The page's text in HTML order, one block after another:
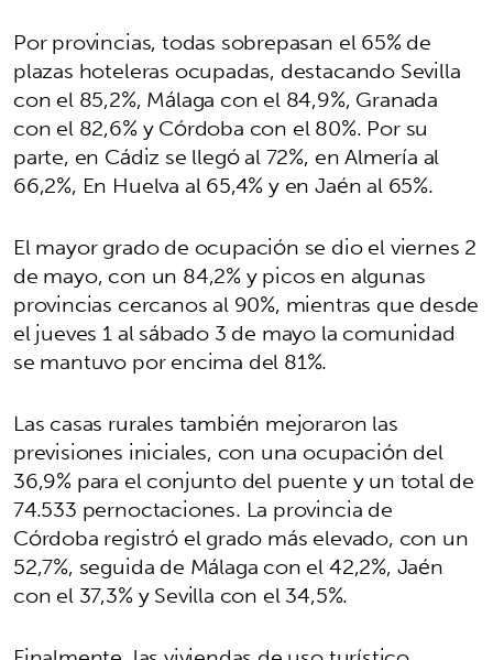
Por provincias, todas sobrepasan el 65% de
plazas hoteleras ocupadas, destacando Sevilla
con el 85,2%, Málaga con el 84,9%, Granada
con el 82,6% y Córdoba con el 80%. Por su
parte, en Cádiz se llegó al 72%, en Almería al
66,2%, En Huelva al 65,4% y en Jaén al 65%.
El mayor grado de ocupación se dio el viernes 2
de mayo, con un 84,2% y picos en algunas
provincias cercanos al 90%, mientras que desde
el jueves 1 al sábado 3 de mayo la comunidad
se mantuvo por encima del 81%.
Las casas rurales también mejoraron las
previsiones iniciales, con una ocupación del
36,9% para el conjunto del puente y un total de
74.533 pernoctaciones. La provincia de
Córdoba registró el grado más elevado, con un
52,7%, seguida de Málaga con el 42,2%, Jaén
con el 37,3% y Sevilla con el 34,5%.